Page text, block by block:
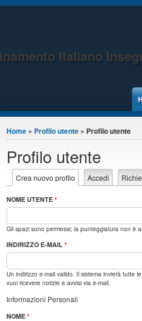
Italiano
Tu sei qui
Home » Profilo utente » Profilo utente
Profilo utente
Schede primarie
Crea nuovo profilo (scheda attiva)
Accedi
NOME UTENTE *
Gli spazi sono permessi; la punteggiatura non è
INDIRIZZO E-MAIL *
Un indirizzo e-mail valido. Il sistema invierà tutte
vuoi ricevere notizie e avvisi via e-mail.
Informazioni Personali
NOME *